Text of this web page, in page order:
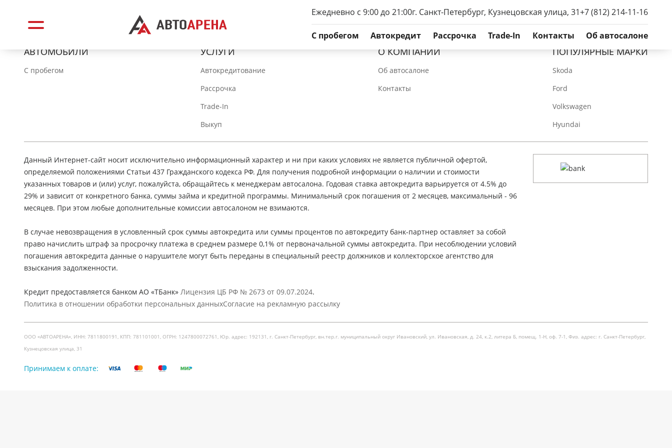
Ежедневно с 9:00 до 21:00г. Санкт-Петербург, Кузнецовская улица, 31+7 (812) 214-11-16
C пробегом Автокредит Рассрочка Trade-In Контакты Об автосалоне
АВТОМОБИЛИ
C пробегом
УСЛУГИ
Автокредитование
Рассрочка
Trade-In
Выкуп
О КОМПАНИИ
Об автосалоне
Контакты
ПОПУЛЯРНЫЕ МАРКИ
Skoda
Ford
Volkswagen
Hyundai
Данный Интернет-сайт носит исключительно информационный характер и ни при каких условиях не является публичной офертой,
определяемой положениями Статьи 437 Гражданского кодекса РФ. Для получения подробной информации о наличии и стоимости
указанных товаров и (или) услуг, пожалуйста, обращайтесь к менеджерам автосалона. Годовая ставка автокредита варьируется от 4.5% до
29% и зависит от конкретного банка, суммы займа и кредитной программы. Минимальный срок погашения от 2 месяцев, максимальный - 96
месяцев. При этом любые дополнительные комиссии автосалоном не взимаются.
В случае невозвращения в условленный срок суммы автокредита или суммы процентов по автокредиту банк-партнер оставляет за собой
право начислить штраф за просрочку платежа в среднем размере 0,1% от первоначальной суммы автокредита. При несоблюдении условий
погашения автокредита данные о нарушителе могут быть переданы в специальный реестр должников и коллекторское агентство для
взыскания задолженности.
Кредит предоставляется банком АО «ТБанк» Лицензия ЦБ РФ № 2673 от 09.07.2024.
Политика в отношении обработки персональных данныхСогласие на рекламную рассылку
ООО «АВТОАРЕНА», ИНН: 7811800191, КПП: 781101001, ОГРН: 1247800072761, Юр. адрес: 192131, г. Санкт-Петербург, вн.тер.г. муниципальный округ Ивановский, ул. Ивановская, д. 24, к.2, литера Б, помещ. 1-Н, оф. 7-1, Физ. адрес: г. Санкт-Петербург,
Кузнецовская улица, 31
Принимаем к оплате: